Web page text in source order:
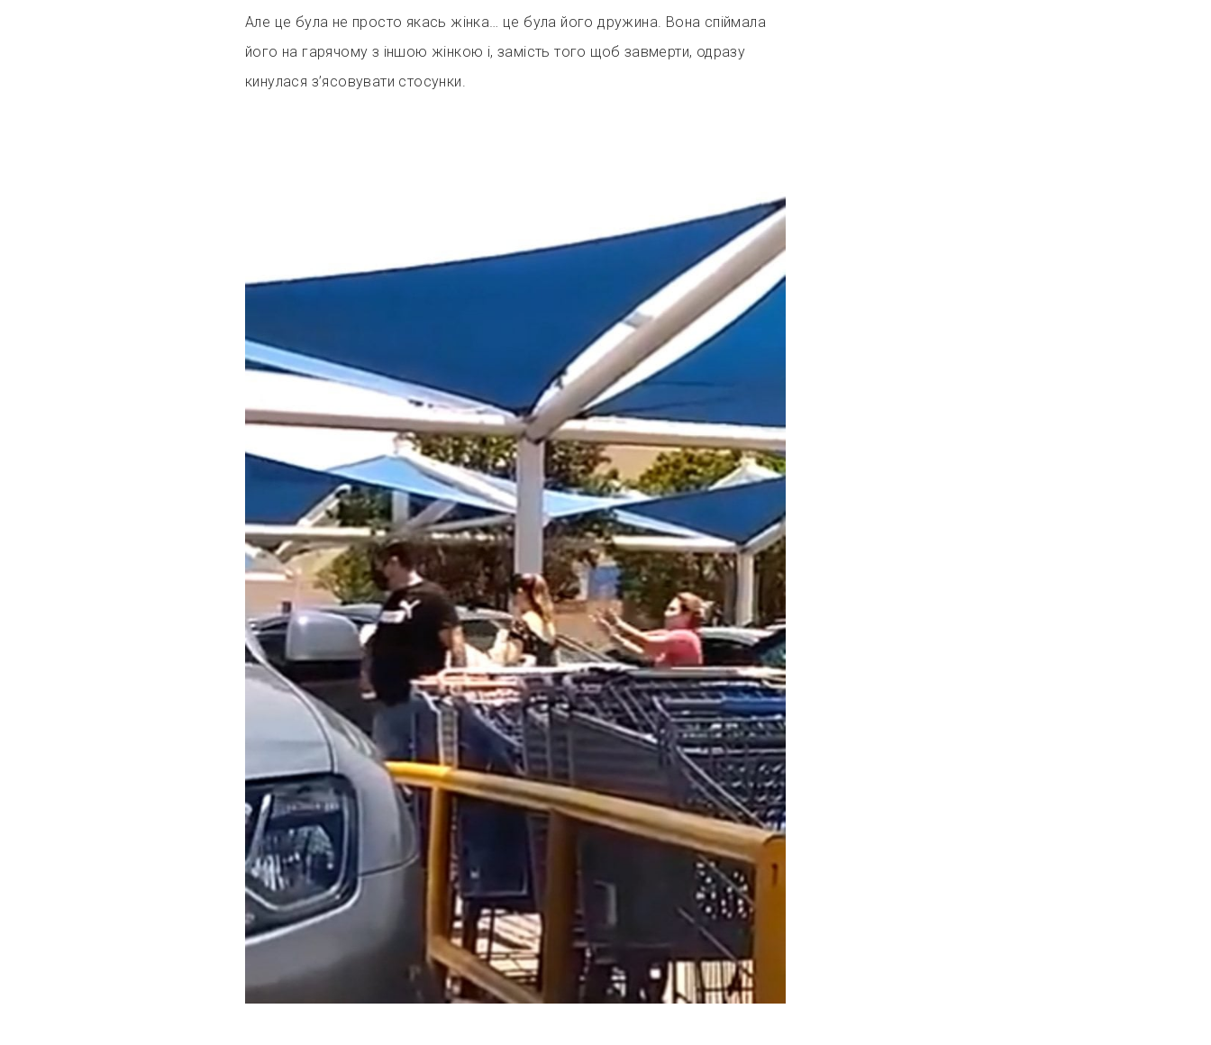
Але це була не просто якась жінка… це була його дружина. Вона спіймала
його на гарячому з іншою жінкою і, замість того щоб завмерти, одразу
кинулася з’ясовувати стосунки.